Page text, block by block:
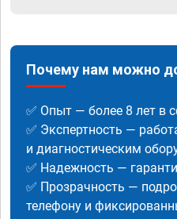
Почему нам можно
✅ Опыт — более 8 лет в
✅ Экспертность —
и диагностическим
✅ Надежность —
✅ Прозрачность —
телефону и